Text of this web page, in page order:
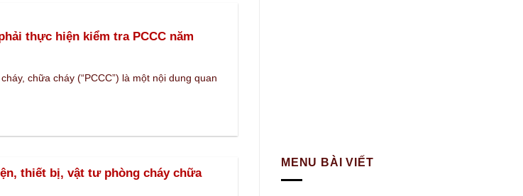
thực hiện kiểm tra PCCC năm
chữa cháy (“PCCC”) là một nội dung quan
thiết bị, vật tư phòng cháy chữa
MENU BÀI VIẾT